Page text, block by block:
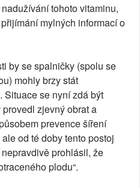
tohoto vitaminu,
mylných informací o
by se spalničky (spolu se
mohly brzy stát
Situace se nyní zdá být
zjevný obrat a
prevence šíření
od té doby tento postoj
prohlásil, že
plodu“.